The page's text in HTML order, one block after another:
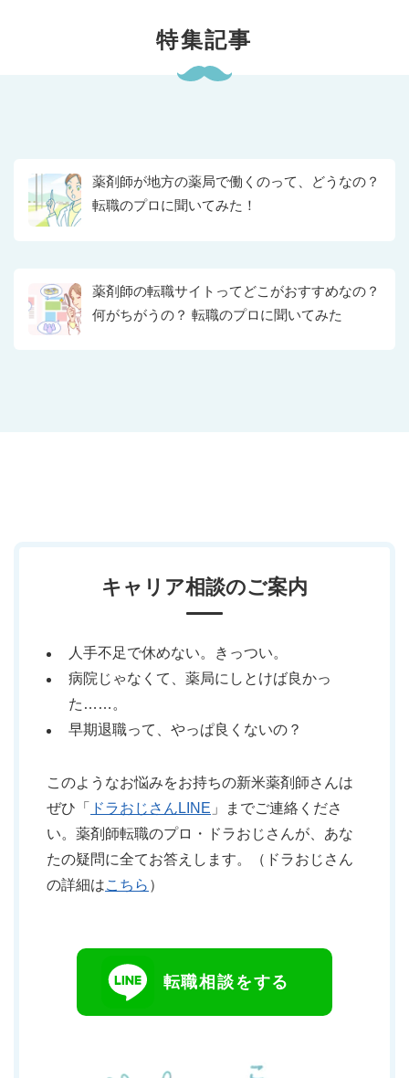
特集記事
薬剤師が地方の薬局で働くのって、どうなの？
転職のプロに聞いてみた！
薬剤師の転職サイトってどこがおすすめなの？
何がちがうの？ 転職のプロに聞いてみた
キャリア相談のご案内
人手不足で休めない。きっつい。
病院じゃなくて、薬局にしとけば良かっ
た……。
早期退職って、やっぱ良くないの？
このようなお悩みをお持ちの新米薬剤師さんは
ぜひ「
ドラおじさんLINE 」までご連絡くださ
い。薬剤師転職のプロ・ドラおじさんが、あな
たの疑問に全てお答えします。（ドラおじさん
の詳細はこちら ）
転職相談をする